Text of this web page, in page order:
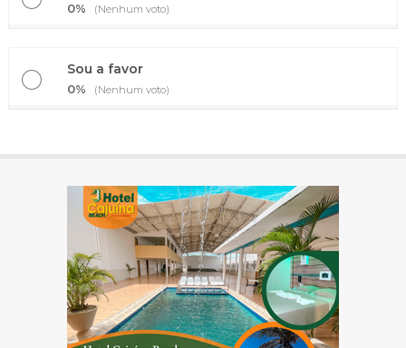
0% (Nenhum voto)
Sou a favor
0% (Nenhum voto)